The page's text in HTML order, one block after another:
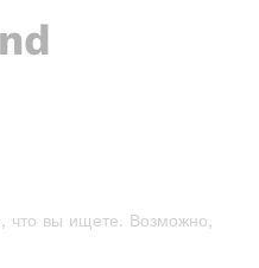
что вы ищете. Возможно,